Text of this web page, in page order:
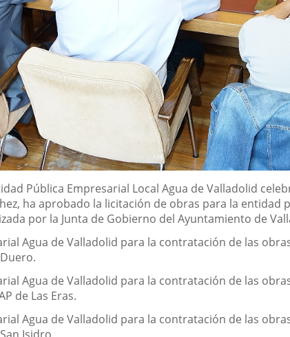
Pública Empresarial Local Agua de Valladolid
ha aprobado la licitación de obras para la
por la Junta de Gobierno del Ayuntamiento de
Agua de Valladolid para la contratación de las
Agua de Valladolid para la contratación de las
de Las Eras.
Agua de Valladolid para la contratación de las